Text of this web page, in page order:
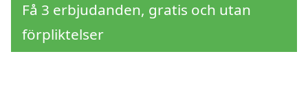
Få 3 erbjudanden, gratis och utan
förpliktelser